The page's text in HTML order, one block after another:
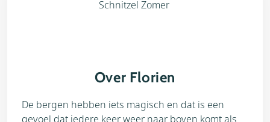
Over Florien
De bergen hebben iets magisch en dat is een
gevoel dat iedere keer weer naar boven komt als